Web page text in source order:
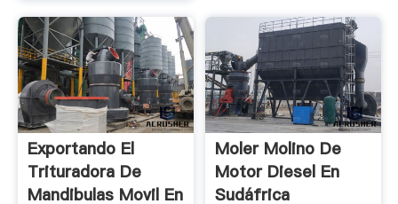
Exportando El
Trituradora De
Mandibulas Movil En
Moler Molino De
Motor Diesel En
Sudáfrica